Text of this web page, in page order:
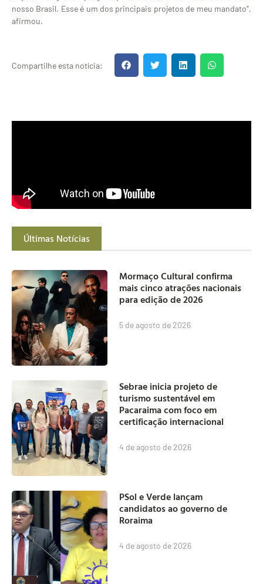
nosso Brasil. Esse é um dos principais projetos de meu mandato”,
afirmou.
Compartilhe esta notícia:
Últimas Notícias
Mormaço Cultural confirma
mais cinco atrações nacionais
para edição de 2026
5 de agosto de 2026
Sebrae inicia projeto de
turismo sustentável em
Pacaraima com foco em
certificação internacional
4 de agosto de 2026
PSol e Verde lançam
candidatos ao governo de
Roraima
4 de agosto de 2026